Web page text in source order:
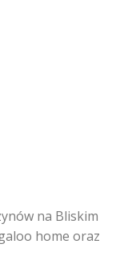
na Bliskim
home oraz